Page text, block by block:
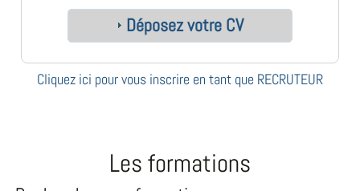
Déposez votre CV
Cliquez ici pour vous inscrire en tant que RECRUTEUR
Les formations